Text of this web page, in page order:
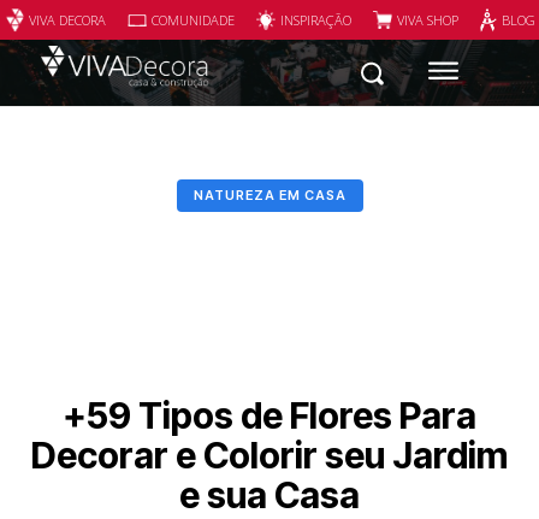
VIVA DECORA COMUNIDADE INSPIRAÇÃO VIVA SHOP
NATUREZA EM CASA
+59 Tipos de Flores Para
Decorar e Colorir seu Jardim
e sua Casa